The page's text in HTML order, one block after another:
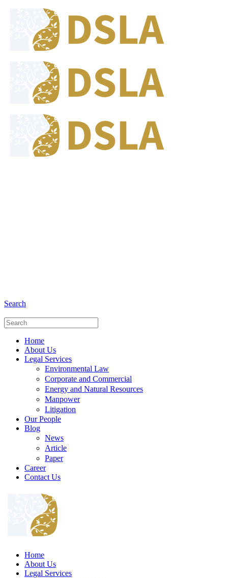
Search
Home
About Us
Legal Services
Environmental Law
Corporate and Commercial
Energy and Natural Resources
Manpower
Litigation
Our People
Blog
News
Article
Paper
Career
Contact Us
Home
About Us
Legal Services